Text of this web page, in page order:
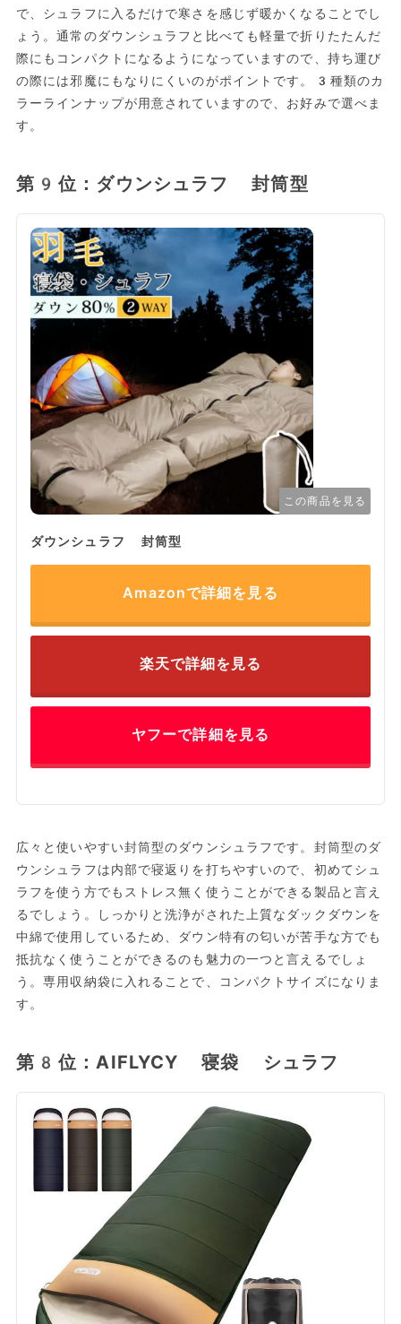
で、シュラフに入るだけで寒さを感じず暖かくなることでし
ょう。通常のダウンシュラフと比べても軽量で折りたたんだ
際にもコンパクトになるようになっていますので、持ち運び
の際には邪魔にもなりにくいのがポイントです。3種類のカ
ラーラインナップが用意されていますので、お好みで選べま
す。
第9位：ダウンシュラフ 封筒型
この商品を見る
ダウンシュラフ 封筒型
Amazonで詳細を見る
楽天で詳細を見る
ヤフーで詳細を見る
広々と使いやすい封筒型のダウンシュラフです。封筒型のダ
ウンシュラフは内部で寝返りを打ちやすいので、初めてシュ
ラフを使う方でもストレス無く使うことができる製品と言え
るでしょう。しっかりと洗浄がされた上質なダックダウンを
中綿で使用しているため、ダウン特有の匂いが苦手な方でも
抵抗なく使うことができるのも魅力の一つと言えるでしょ
う。専用収納袋に入れることで、コンパクトサイズになりま
す。
第8位：AIFLYCY 寝袋 シュラフ